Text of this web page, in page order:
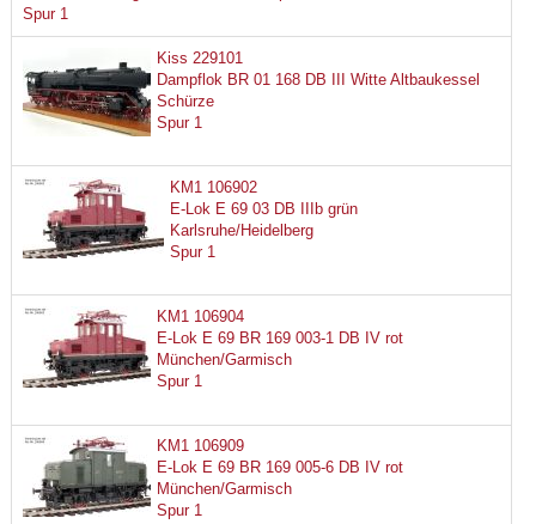
Spur 1
Kiss 229101
Dampflok BR 01 168 DB III Witte Altbaukessel
Schürze
Spur 1
KM1 106902
E-Lok E 69 03 DB IIIb grün
Karlsruhe/Heidelberg
Spur 1
KM1 106904
E-Lok E 69 BR 169 003-1 DB IV rot
München/Garmisch
Spur 1
KM1 106909
E-Lok E 69 BR 169 005-6 DB IV rot
München/Garmisch
Spur 1